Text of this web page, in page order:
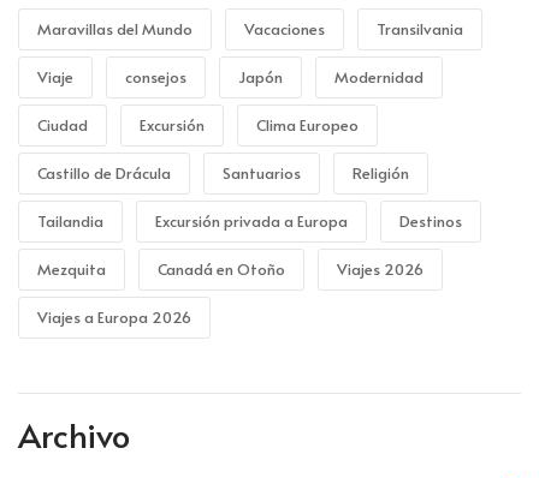
Maravillas del Mundo Vacaciones Transilvania
Viaje consejos Japón Modernidad
Ciudad Excursión Clima Europeo
Castillo de Drácula Santuarios Religión
Tailandia Excursión privada a Europa Destinos
Mezquita Canadá en Otoño Viajes 2026
Viajes a Europa 2026
Archivo